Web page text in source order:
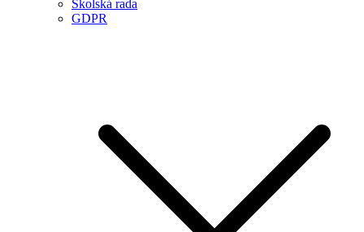
Školská rada
GDPR